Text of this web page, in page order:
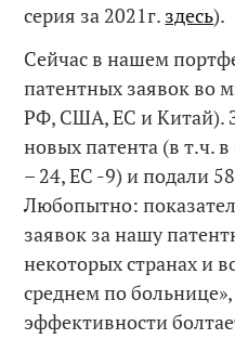
серия за 2021г. здесь).
Сейчас в нашем
патентных заявок во
РФ, США, ЕС и Китай).
новых патента (в т.ч.
– 24, ЕС -9) и подали
Любопытно:
заявок за нашу
некоторых странах и
среднем по
эффективности